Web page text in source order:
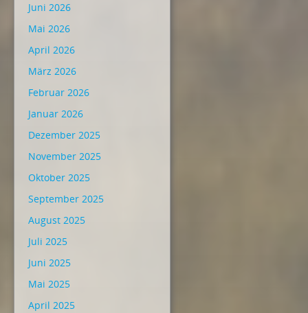
Juni 2026
Mai 2026
April 2026
März 2026
Februar 2026
Januar 2026
Dezember 2025
November 2025
Oktober 2025
September 2025
August 2025
Juli 2025
Juni 2025
Mai 2025
April 2025